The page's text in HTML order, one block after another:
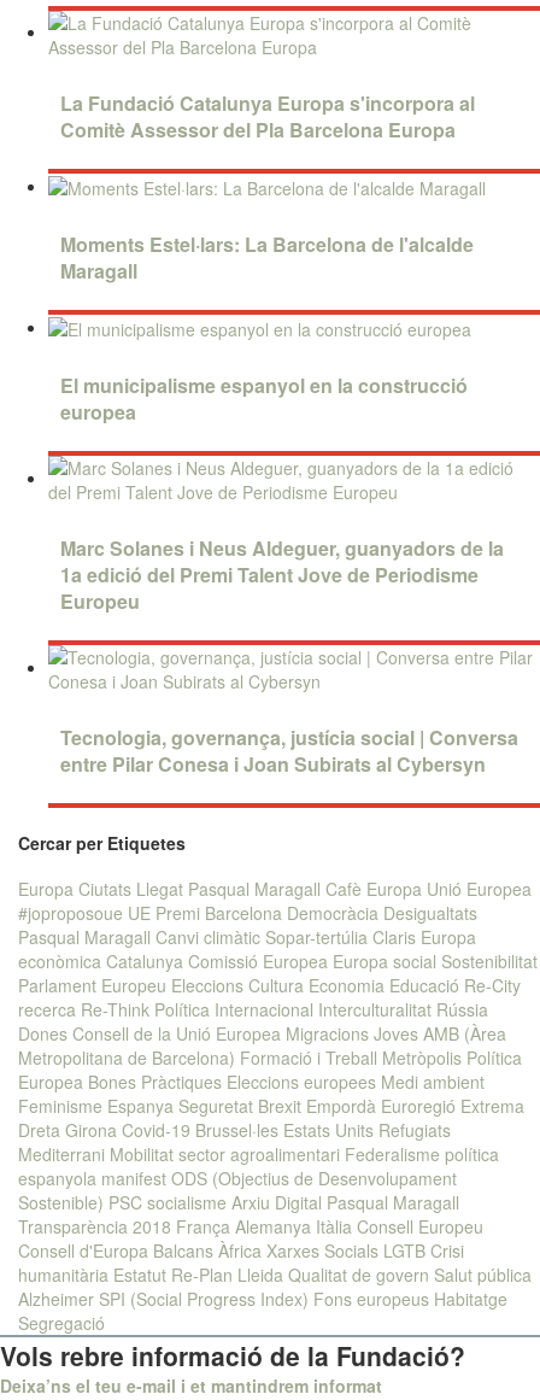
La Fundació Catalunya Europa s'incorpora al
Comitè Assessor del Pla Barcelona Europa
Moments Estel·lars: La Barcelona de l'alcalde
Maragall
El municipalisme espanyol en la construcció
europea
Marc Solanes i Neus Aldeguer, guanyadors de la
1a edició del Premi Talent Jove de Periodisme
Europeu
Tecnologia, governança, justícia social | Conversa
entre Pilar Conesa i Joan Subirats al Cybersyn
Cercar per Etiquetes
Europa Ciutats Llegat Pasqual Maragall Cafè Europa Unió Europea
#joproposoue UE Premi Barcelona Democràcia Desigualtats
Pasqual Maragall Canvi climàtic Sopar-tertúlia Claris Europa
econòmica Catalunya Comissió Europea Europa social Sostenibilitat
Parlament Europeu Eleccions Cultura Economia Educació Re-City
recerca Re-Think Política Internacional Interculturalitat Rússia
Dones Consell de la Unió Europea Migracions Joves AMB (Àrea
Metropolitana de Barcelona) Formació i Treball Metròpolis Política
Europea Bones Pràctiques Eleccions europees Medi ambient
Feminisme Espanya Seguretat Brexit Empordà Euroregió Extrema
Dreta Girona Covid-19 Brussel·les Estats Units Refugiats
Mediterrani Mobilitat sector agroalimentari Federalisme política
espanyola manifest ODS (Objectius de Desenvolupament
Sostenible) PSC socialisme Arxiu Digital Pasqual Maragall
Transparència 2018 França Alemanya Itàlia Consell Europeu
Consell d'Europa Balcans Àfrica Xarxes Socials LGTB Crisi
humanitària Estatut Re-Plan Lleida Qualitat de govern Salut pública
Alzheimer SPI (Social Progress Index) Fons europeus Habitatge
Segregació
Vols rebre informació de la Fundació?
Deixa’ns el teu e-mail i et mantindrem informat